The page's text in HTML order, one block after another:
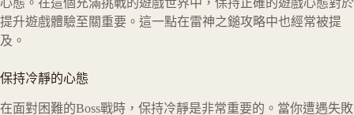
提升遊戲體驗至關重要。這一點在雷神之鎚攻略中也經常被提
及。
保持冷靜的心態
在面對困難的Boss戰時，保持冷靜是非常重要的。當你遭遇失敗